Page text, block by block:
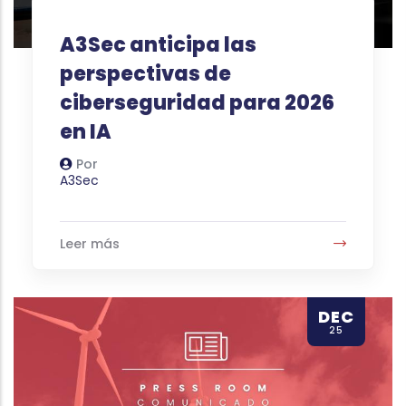
A3Sec anticipa las
perspectivas de
ciberseguridad para 2026
en IA
Por
Autor
A3Sec
Leer más
DEC
25